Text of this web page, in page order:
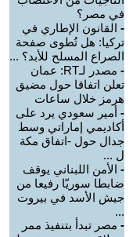
في مصر؟
- القانون الإطاري في
تركيا: هل تُطوى صفحة
الصراع المسلح للأبد؟ ...
-
مصدر لـRT: عمان
تعلن اتفاقا حول مضيق
هرمز خلال ساعات
- أمير سعودي يرد على
أكاديمي إماراتي وسط
جدال حول -اتفاق مكة
ل ...
- الأمن اللبناني يوقف
ضابطا سوريّا رفيعا من
جيش الأسد في بيروت
...
- مصر تبدأ بتنفيذ ممر